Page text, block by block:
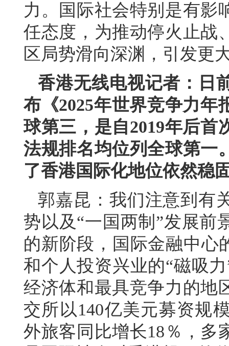
力。国际社会特别是有影
任态度，为推动停火止战
区局势滑向深渊，引发更
香港无线电视记者：日
布《2025年世界竞争力年
球第三，是自2019年后首
法规排名均位列全球第一
了香港国际化地位依然稳
郭嘉昆：我们注意到有
势以及“一国两制”发展前
的新阶段，国际金融中心
和个人投资兴业的“磁吸
经济体和最具竞争力的地
交所以140亿美元募资规
外旅客同比增长18％，多